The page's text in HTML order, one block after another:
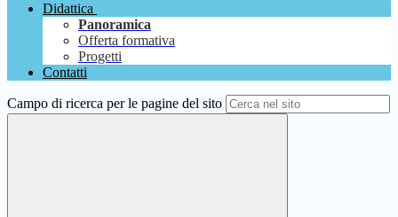
Didattica
Panoramica
Offerta formativa
Progetti
Contatti
Campo di ricerca per le pagine del sito